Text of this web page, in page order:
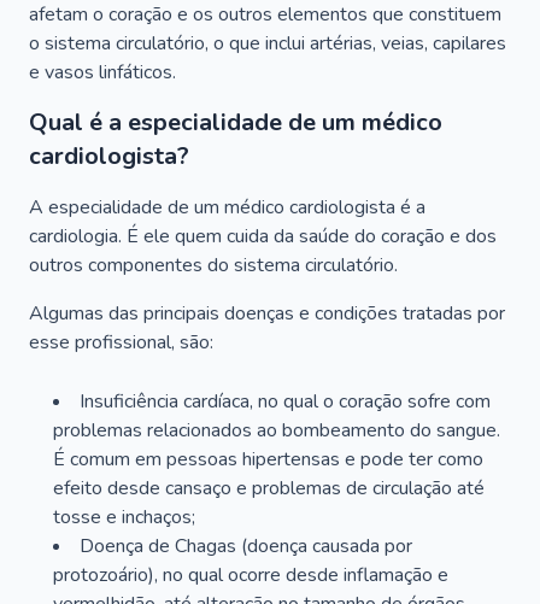
afetam o coração e os outros elementos que constituem
o sistema circulatório, o que inclui artérias, veias, capilares
e vasos linfáticos.
Qual é a especialidade de um médico
cardiologista?
A especialidade de um médico cardiologista é a
cardiologia. É ele quem cuida da saúde do coração e dos
outros componentes do sistema circulatório.
Algumas das principais doenças e condições tratadas por
esse profissional, são:
Insuficiência cardíaca, no qual o coração sofre com
problemas relacionados ao bombeamento do sangue.
É comum em pessoas hipertensas e pode ter como
efeito desde cansaço e problemas de circulação até
tosse e inchaços;
Doença de Chagas (doença causada por
protozoário), no qual ocorre desde inflamação e